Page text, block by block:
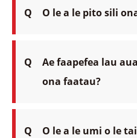
Q O le a le pito sili
Q
Ae faapefea lau
ona faatau?
Q
O le a le umi o le